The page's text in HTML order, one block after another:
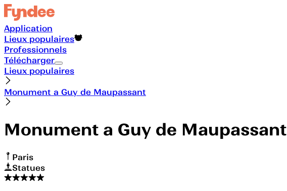
Application
Lieux populaires
Professionnels
Télécharger
Lieux populaires
Monument a Guy de Maupassant
Monument a Guy de Maupassant
Paris
Statues